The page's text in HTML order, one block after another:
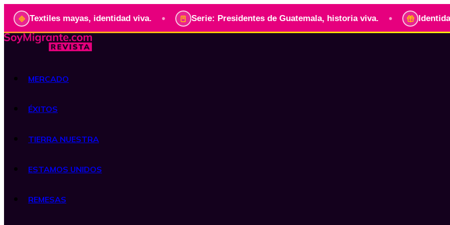
mayas, identidad viva. • Serie: Presidentes de Guatemala, historia viva. • Identidad
MERCADO
ÉXITOS
TIERRA NUESTRA
ESTAMOS UNIDOS
REMESAS